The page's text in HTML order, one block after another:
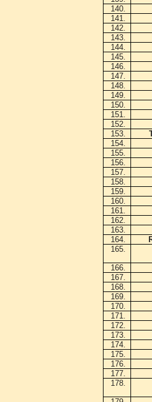
140.
141.
142.
143.
144.
145.
146.
147.
148.
149.
150.
151.
152.
153.
154.
155.
156.
157.
158.
159.
160.
161.
162.
163.
164.
165.
166.
167.
168.
169.
170.
171.
172.
173.
174.
175.
176.
177.
178.